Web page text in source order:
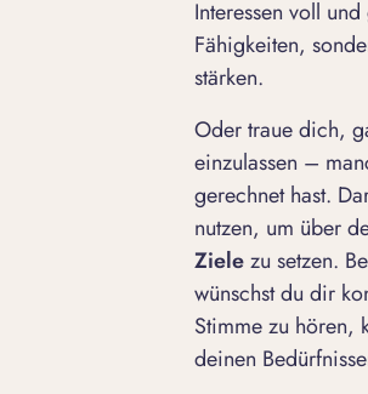
Interessen voll
Fähigkeiten,
stärken.
Oder traue dich,
einzulassen –
gerechnet hast.
nutzen, um über
Zielezu setzen.
wünschst du dir
Stimme zu hören,
deinen